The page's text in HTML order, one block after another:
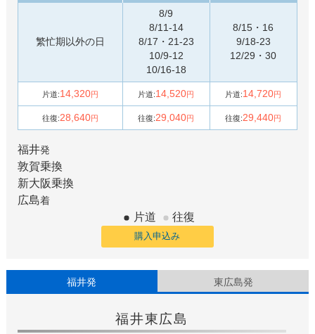
繁忙期以外の日
8/9
8/11-14
8/17・21-23
10/9-12
10/16-18
8/15・16
9/18-23
12/29・30
片道:14,320円 片道:14,520円 片道:14,720円
往復:28,640円 往復:29,040円 往復:29,440円
福井発
敦賀乗換
新大阪乗換
広島着
片道 往復
購入申込み
福井発 東広島発
福井東広島